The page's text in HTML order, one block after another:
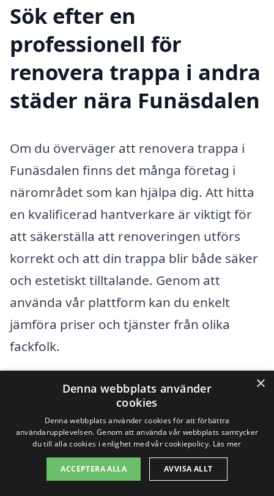
Sök efter en
professionell för
renovera trappa i andra
städer nära Funäsdalen
Om du överväger att renovera trappa i
Funäsdalen finns det många företag i
närområdet som kan hjälpa dig. Att hitta
en kvalificerad hantverkare är viktigt för
att säkerställa att renoveringen utförs
korrekt och att din trappa blir både säker
och estetiskt tilltalande. Genom att
använda vår plattform kan du enkelt
jämföra priser och tjänster från olika
fackfolk.
Det finns flera städer i närheten av
Funäsdalen där du kan hitta
professionella hantverkare för renovering
av trappor. Några av dessa städer
inkluderar:
×
Denna webbplats använder
cookies
Denna webbplats använder cookies för att förbättra
användarupplevelsen. Genom att använda vår webbplats samtycker
du till alla cookies i enlighet med vår cookiepolicy. Läs mer
ACCEPTERA ALLA AVVISA ALLT